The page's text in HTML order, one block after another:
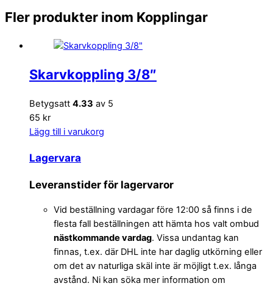
Fler produkter inom Kopplingar
Skarvkoppling 3/8″
Betygsatt 4.33 av 5
65 kr
Lägg till i varukorg
Lagervara
Leveranstider för lagervaror
Vid beställning vardagar före 12:00 så finns i de
flesta fall beställningen att hämta hos valt ombud
nästkommande vardag. Vissa undantag kan
finnas, t.ex. där DHL inte har daglig utkörning eller
om det av naturliga skäl inte är möjligt t.ex. långa
avstånd. Ni kan söka mer information om